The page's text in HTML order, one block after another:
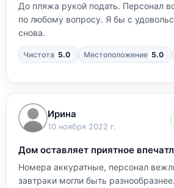
До пляжа рукой подать. Персонал
по любому вопросу. Я бы с
снова.
Чистота 5.0 Местоположение 5.0
Ирина
10 ноября 2022 г.
Дом оставляет приятное
Номера аккуратные, персонал
завтраки могли быть